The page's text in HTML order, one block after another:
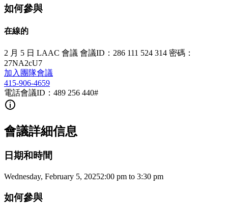
如何參與
在線的
2 月 5 日 LAAC 會議 會議ID：286 111 524 314 密碼：
27NA2cU7
加入團隊會議
415-906-4659
電話會議ID：489 256 440#
會議詳細信息
日期和時間
Wednesday, February 5, 20252:00 pm to 3:30 pm
如何參與